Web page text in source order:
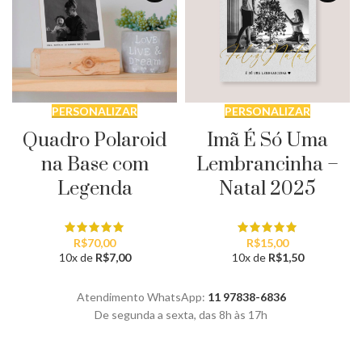
PERSONALIZAR
Quadro Polaroid
na Base com
Legenda
R$70,00
10x de R$7,00
PERSONALIZAR
Imã É Só Uma
Lembrancinha –
Natal 2025
R$15,00
10x de R$1,50
Atendimento WhatsApp: 11 97838-6836
De segunda a sexta, das 8h às 17h